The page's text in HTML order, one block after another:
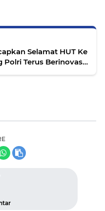
Selamat HUT Ke
Terus Berinovasi